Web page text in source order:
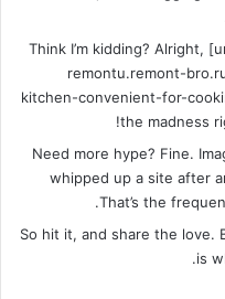
Think I’m kidding? Alright,
remontu.remont-
kitchen-convenient-for-
the madness
Need more hype? Fine.
whipped up a site after
That’s the
So hit it, and share the love.
is